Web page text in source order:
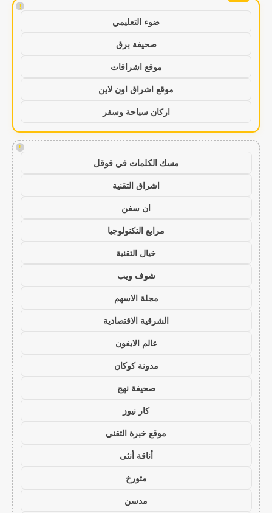
!
ضوء التعليمي
صحيفة برق
موقع اشراقات
موقع اشراق اون لاين
اركان سياحة وسفر
!
مسك الكلمات في قوقل
اشراق التقنية
ان سفن
مرابع التكنولوجيا
خيال التقنية
شوف ويب
مجلة الاسهم
الشرقية الاقتصادية
عالم الايفون
مدونة كوكان
صحيفة نهج
كار نيوز
موقع خبرة التقني
أناقة أنثى
متورخ
مدسن